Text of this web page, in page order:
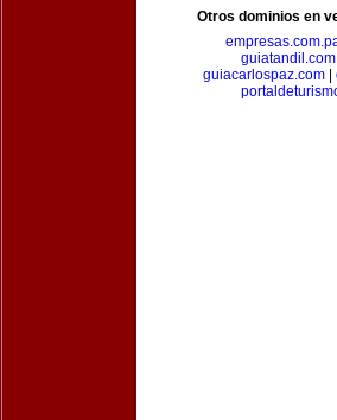
Otros dominios en
guiatandil.com|
guiacarlospaz.com